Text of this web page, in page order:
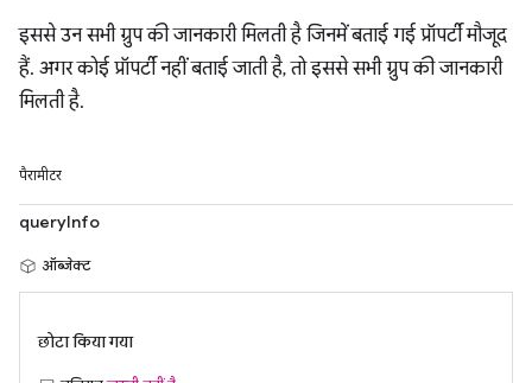
इससे उन सभी ग्रुप की जानकारी मिलती है जिनमें बताई गई प्रॉपर्टी मौजूद
हैं. अगर कोई प्रॉपर्टी नहीं बताई जाती है, तो इससे सभी ग्रुप की जानकारी
मिलती है.
पैरामीटर
queryInfo
ऑब्जेक्ट
छोटा किया गया